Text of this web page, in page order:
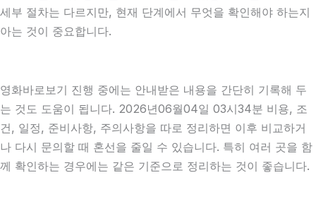
세부 절차는 다르지만, 현재 단계에서 무엇을 확인해야 하는지
아는 것이 중요합니다.
영화바로보기 진행 중에는 안내받은 내용을 간단히 기록해 두
는 것도 도움이 됩니다. 2026년06월04일 03시34분 비용, 조
건, 일정, 준비사항, 주의사항을 따로 정리하면 이후 비교하거
나 다시 문의할 때 혼선을 줄일 수 있습니다. 특히 여러 곳을 함
께 확인하는 경우에는 같은 기준으로 정리하는 것이 좋습니다.